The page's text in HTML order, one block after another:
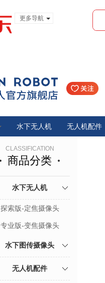
更多导航
水下无人机 无人机配件
CLASSIFICATION
商品分类
水下无人机
探索版-定焦摄像头
专业版-变焦摄像头
水下图传摄像头
无人机配件